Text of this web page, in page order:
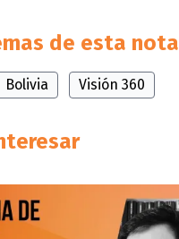
de esta nota
Bolivia Visión 360